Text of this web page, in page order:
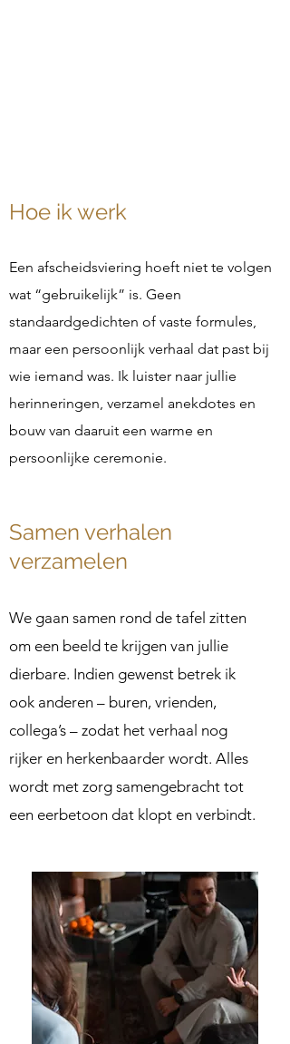
Hoe ik werk
Een afscheidsviering hoeft niet te volgen
wat “gebruikelijk” is. Geen
standaardgedichten of vaste formules,
maar een persoonlijk verhaal dat past bij
wie iemand was. Ik luister naar jullie
herinneringen, verzamel anekdotes en
bouw van daaruit een warme en
persoonlijke ceremonie.
Samen verhalen
verzamelen
We gaan samen rond de tafel zitten
om een beeld te krijgen van jullie
dierbare. Indien gewenst betrek ik
ook anderen – buren, vrienden,
collega’s – zodat het verhaal nog
rijker en herkenbaarder wordt. Alles
wordt met zorg samengebracht tot
een eerbetoon dat klopt en verbindt.